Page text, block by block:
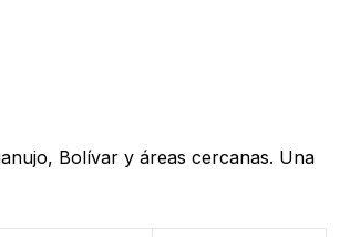
Bolívar y áreas cercanas. Una